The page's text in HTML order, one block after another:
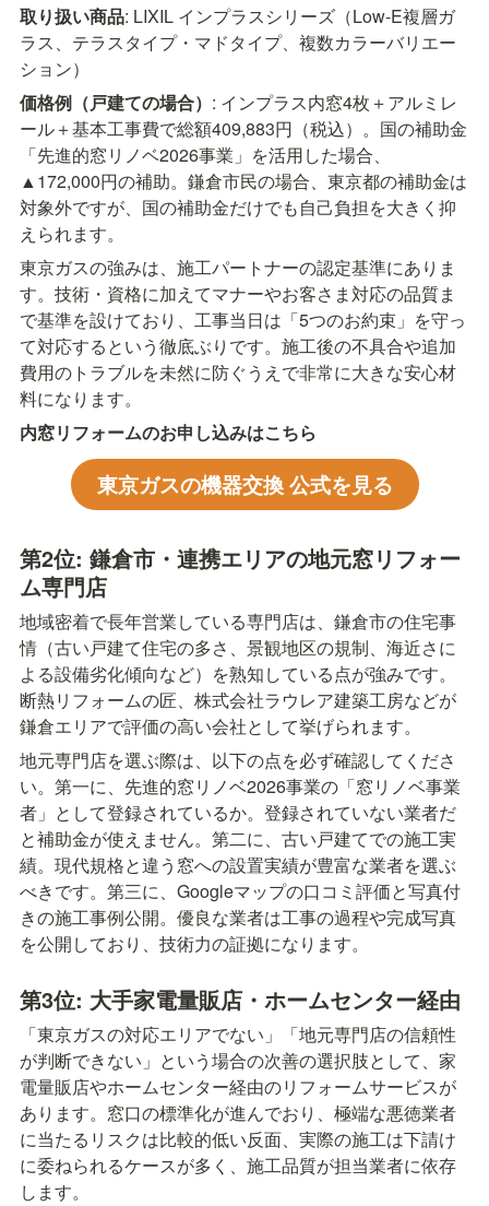
取り扱い商品: LIXIL インプラスシリーズ（Low-E複層ガ
ラス、テラスタイプ・マドタイプ、複数カラーバリエー
ション）
価格例（戸建ての場合） : インプラス内窓4枚＋アルミレ
ール＋基本工事費で総額409,883円（税込）。国の補助金
「先進的窓リノベ2026事業」を活用した場合、
▲172,000円の補助。鎌倉市民の場合、東京都の補助金は
対象外ですが、国の補助金だけでも自己負担を大きく抑
えられます。
東京ガスの強みは、施工パートナーの認定基準にありま
す。技術・資格に加えてマナーやお客さま対応の品質ま
で基準を設けており、工事当日は「5つのお約束」を守っ
て対応するという徹底ぶりです。施工後の不具合や追加
費用のトラブルを未然に防ぐうえで非常に大きな安心材
料になります。
内窓リフォームのお申し込みはこちら
東京ガスの機器交換 公式を見る
第2位: 鎌倉市・連携エリアの地元窓リフォー
ム専門店
地域密着で長年営業している専門店は、鎌倉市の住宅事
情（古い戸建て住宅の多さ、景観地区の規制、海近さに
よる設備劣化傾向など）を熟知している点が強みです。
断熱リフォームの匠、株式会社ラウレア建築工房などが
鎌倉エリアで評価の高い会社として挙げられます。
地元専門店を選ぶ際は、以下の点を必ず確認してくださ
い。第一に、先進的窓リノベ2026事業の「窓リノベ事業
者」として登録されているか。登録されていない業者だ
と補助金が使えません。第二に、古い戸建てでの施工実
績。現代規格と違う窓への設置実績が豊富な業者を選ぶ
べきです。第三に、Googleマップの口コミ評価と写真付
きの施工事例公開。優良な業者は工事の過程や完成写真
を公開しており、技術力の証拠になります。
第3位: 大手家電量販店・ホームセンター経由
「東京ガスの対応エリアでない」「地元専門店の信頼性
が判断できない」という場合の次善の選択肢として、家
電量販店やホームセンター経由のリフォームサービスが
あります。窓口の標準化が進んでおり、極端な悪徳業者
に当たるリスクは比較的低い反面、実際の施工は下請け
に委ねられるケースが多く、施工品質が担当業者に依存
します。